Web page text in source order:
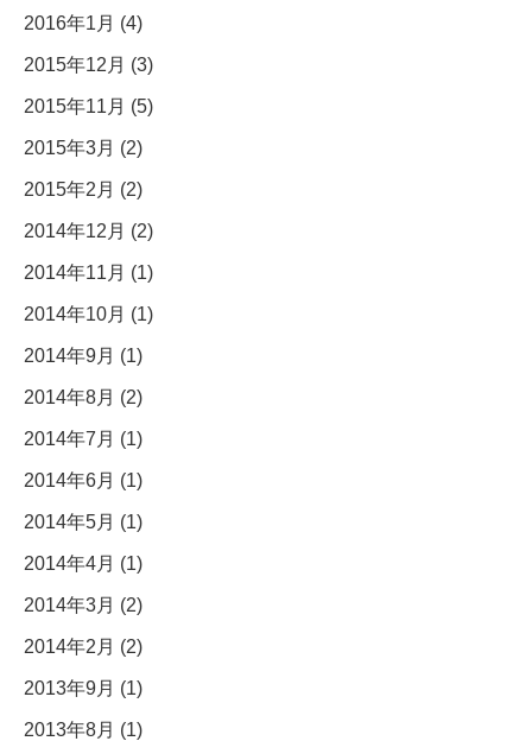
2016年1月 (4)
2015年12月 (3)
2015年11月 (5)
2015年3月 (2)
2015年2月 (2)
2014年12月 (2)
2014年11月 (1)
2014年10月 (1)
2014年9月 (1)
2014年8月 (2)
2014年7月 (1)
2014年6月 (1)
2014年5月 (1)
2014年4月 (1)
2014年3月 (2)
2014年2月 (2)
2013年9月 (1)
2013年8月 (1)